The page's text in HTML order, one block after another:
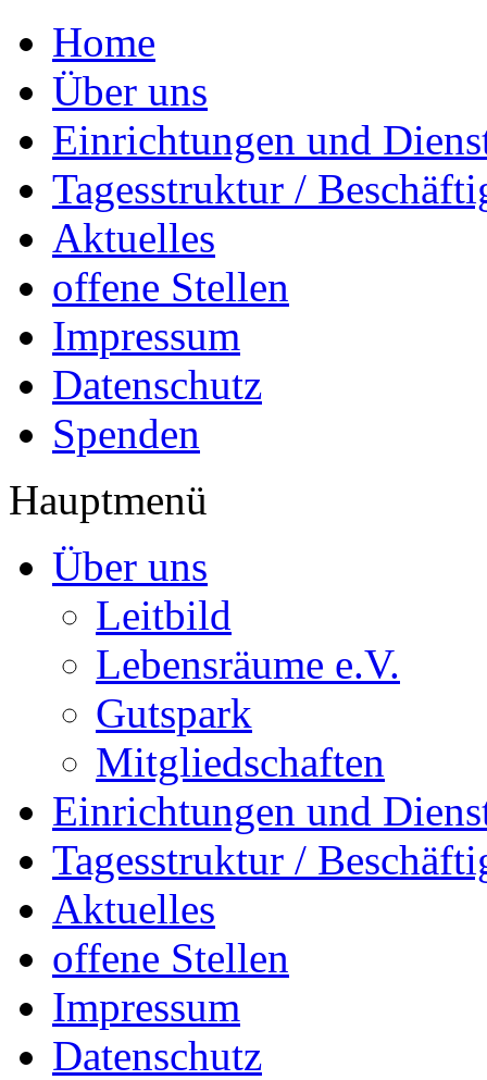
Home
Über uns
Einrichtungen und
Tagesstruktur /
Aktuelles
offene Stellen
Impressum
Datenschutz
Spenden
Hauptmenü
Über uns
Leitbild
Lebensräume e.V.
Gutspark
Mitgliedschaften
Einrichtungen und
Tagesstruktur /
Aktuelles
offene Stellen
Impressum
Datenschutz